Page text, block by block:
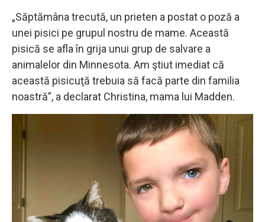
„Săptămâna trecută, un prieten a postat o poză a
unei pisici pe grupul nostru de mame. Această
pisică se afla în grija unui grup de salvare a
animalelor din Minnesota. Am ştiut imediat că
această pisicuţă trebuia să facă parte din familia
noastră”, a declarat Christina, mama lui Madden.